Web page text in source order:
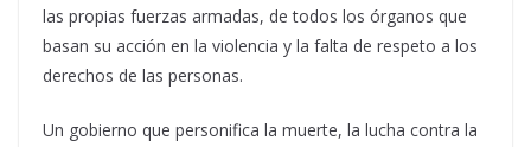
las propias fuerzas armadas, de todos los órganos que
basan su acción en la violencia y la falta de respeto a los
derechos de las personas.
Un gobierno que personifica la muerte, la lucha contra la